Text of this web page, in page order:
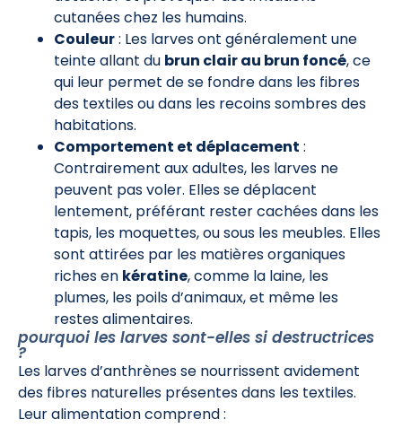
cutanées chez les humains.
Couleur: Les larves ont généralement une
teinte allant du brun clair au brun foncé, ce
qui leur permet de se fondre dans les fibres
des textiles ou dans les recoins sombres des
habitations.
Comportement et déplacement :
Contrairement aux adultes, les larves ne
peuvent pas voler. Elles se déplacent
lentement, préférant rester cachées dans les
tapis, les moquettes, ou sous les meubles. Elles
sont attirées par les matières organiques
riches en kératine, comme la laine, les
plumes, les poils d’animaux, et même les
restes alimentaires.
pourquoi les larves sont-elles si destructrices
?
Les larves d’anthrènes se nourrissent avidement
des fibres naturelles présentes dans les textiles.
Leur alimentation comprend :